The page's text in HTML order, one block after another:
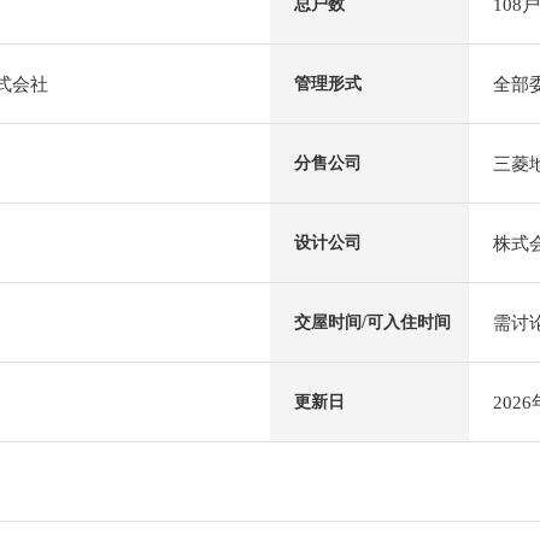
总户数 108户
会社 管理形式 全部
分售公司 三菱
设计公司 株式
交屋时间/可入住时间 需讨
更新日 2026